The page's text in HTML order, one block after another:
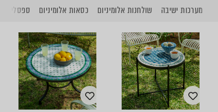
מערכות ישיבה שולחנות אלומיניום כסאות אלומיניום ספסלי